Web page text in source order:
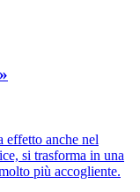
effetto anche nel
si trasforma in una
più accogliente.